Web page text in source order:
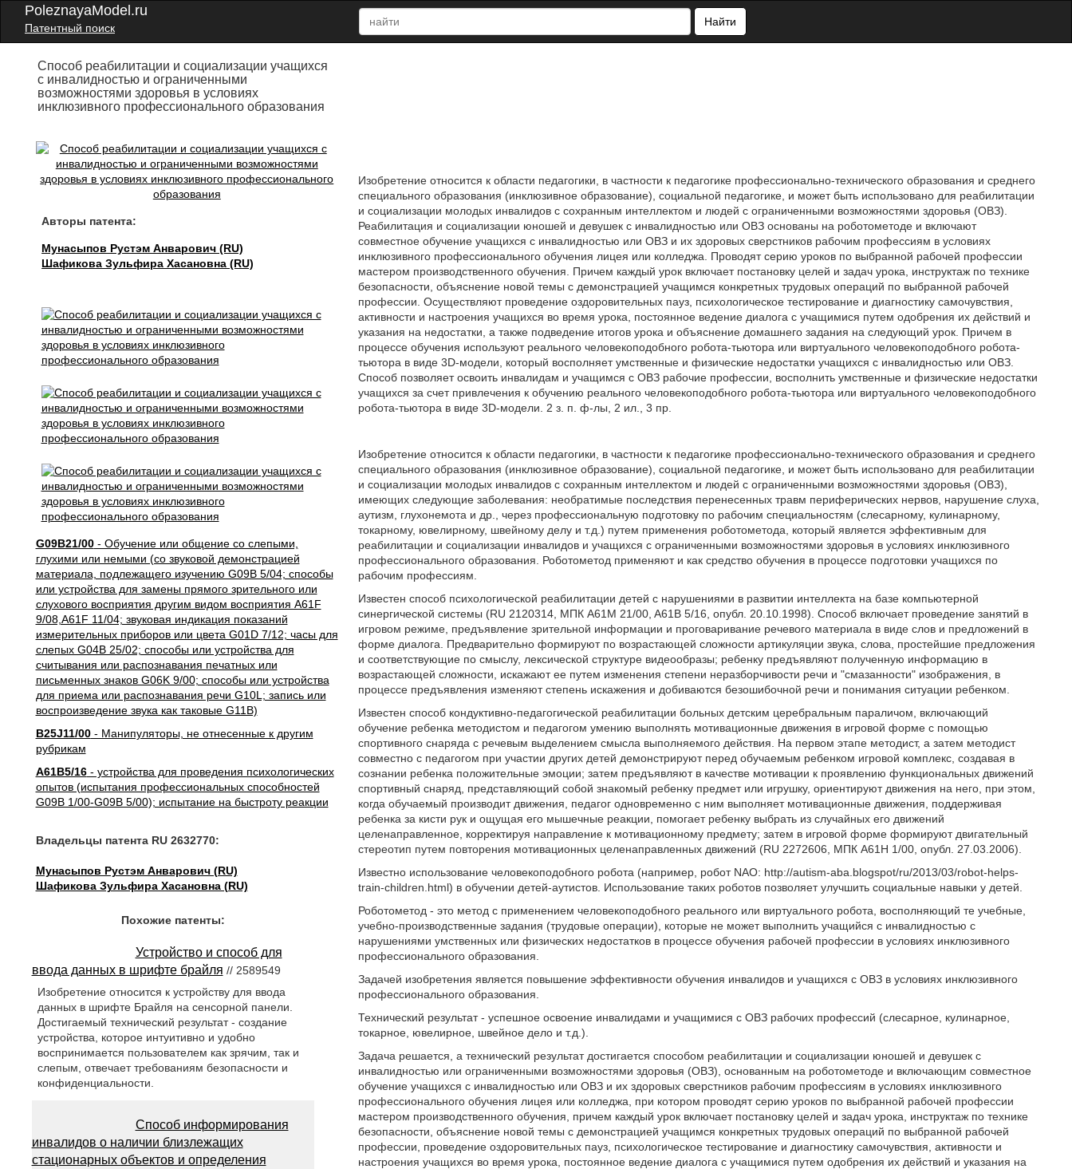
PoleznayaModel.ru
Патентный поиск
Найти
Способ реабилитации и социализации учащихся
с инвалидностью и ограниченными
возможностями здоровья в условиях
инклюзивного профессионального образования
Авторы патента:
Мунасыпов Рустэм Анварович (RU)
Шафикова Зульфира Хасановна (RU)
G09B21/00- Обучение или общение со слепыми,
глухими или немыми (со звуковой демонстрацией
материала, подлежащего изучению G09B 5/04; способы
или устройства для замены прямого зрительного или
слухового восприятия другим видом восприятия A61F
9/08,A61F 11/04; звуковая индикация показаний
измерительных приборов или цвета G01D 7/12; часы для
слепых G04B 25/02; способы или устройства для
считывания или распознавания печатных или
письменных знаков G06K 9/00; способы или устройства
для приема или распознавания речи G10L; запись или
воспроизведение звука как таковые G11B)
B25J11/00- Манипуляторы, не отнесенные к другим
рубрикам
A61B5/16- устройства для проведения психологических
опытов (испытания профессиональных способностей
G09B 1/00-G09B 5/00); испытание на быстроту реакции
Владельцы патента RU 2632770:
Мунасыпов Рустэм Анварович (RU)
Шафикова Зульфира Хасановна (RU)
Изобретение относится к области педагогики, в частности к педагогике профессионально-технического образования и среднего
специального образования (инклюзивное образование), социальной педагогике, и может быть использовано для реабилитации
и социализации молодых инвалидов с сохранным интеллектом и людей с ограниченными возможностями здоровья (ОВЗ).
Реабилитация и социализации юношей и девушек с инвалидностью или ОВЗ основаны на роботометоде и включают
совместное обучение учащихся с инвалидностью или ОВЗ и их здоровых сверстников рабочим профессиям в условиях
инклюзивного профессионального обучения лицея или колледжа. Проводят серию уроков по выбранной рабочей профессии
мастером производственного обучения. Причем каждый урок включает постановку целей и задач урока, инструктаж по технике
безопасности, объяснение новой темы с демонстрацией учащимся конкретных трудовых операций по выбранной рабочей
профессии. Осуществляют проведение оздоровительных пауз, психологическое тестирование и диагностику самочувствия,
активности и настроения учащихся во время урока, постоянное ведение диалога с учащимися путем одобрения их действий и
указания на недостатки, а также подведение итогов урока и объяснение домашнего задания на следующий урок. Причем в
процессе обучения используют реального человекоподобного робота-тьютора или виртуального человекоподобного робота-
тьютора в виде 3D-модели, который восполняет умственные и физические недостатки учащихся с инвалидностью или ОВЗ.
Способ позволяет освоить инвалидам и учащимся с ОВЗ рабочие профессии, восполнить умственные и физические недостатки
учащихся за счет привлечения к обучению реального человекоподобного робота-тьютора или виртуального человекоподобного
робота-тьютора в виде 3D-модели. 2 з. п. ф-лы, 2 ил., 3 пр.
Изобретение относится к области педагогики, в частности к педагогике профессионально-технического образования и среднего
специального образования (инклюзивное образование), социальной педагогике, и может быть использовано для реабилитации
и социализации молодых инвалидов с сохранным интеллектом и людей с ограниченными возможностями здоровья (ОВЗ),
имеющих следующие заболевания: необратимые последствия перенесенных травм периферических нервов, нарушение слуха,
аутизм, глухонемота и др., через профессиональную подготовку по рабочим специальностям (слесарному, кулинарному,
токарному, ювелирному, швейному делу и т.д.) путем применения роботометода, который является эффективным для
реабилитации и социализации инвалидов и учащихся с ограниченными возможностями здоровья в условиях инклюзивного
профессионального образования. Роботометод применяют и как средство обучения в процессе подготовки учащихся по
рабочим профессиям.
Известен способ психологической реабилитации детей с нарушениями в развитии интеллекта на базе компьютерной
синергической системы (RU 2120314, МПК A61M 21/00, A61B 5/16, опубл. 20.10.1998). Способ включает проведение занятий в
игровом режиме, предъявление зрительной информации и проговаривание речевого материала в виде слов и предложений в
форме диалога. Предварительно формируют по возрастающей сложности артикуляции звука, слова, простейшие предложения
и соответствующие по смыслу, лексической структуре видеообразы; ребенку предъявляют полученную информацию в
возрастающей сложности, искажают ее путем изменения степени неразборчивости речи и "смазанности" изображения, в
процессе предъявления изменяют степень искажения и добиваются безошибочной речи и понимания ситуации ребенком.
Известен способ кондуктивно-педагогической реабилитации больных детским церебральным параличом, включающий
обучение ребенка методистом и педагогом умению выполнять мотивационные движения в игровой форме с помощью
спортивного снаряда с речевым выделением смысла выполняемого действия. На первом этапе методист, а затем методист
совместно с педагогом при участии других детей демонстрируют перед обучаемым ребенком игровой комплекс, создавая в
сознании ребенка положительные эмоции; затем предъявляют в качестве мотивации к проявлению функциональных движений
спортивный снаряд, представляющий собой знакомый ребенку предмет или игрушку, ориентируют движения на него, при этом,
когда обучаемый производит движения, педагог одновременно с ним выполняет мотивационные движения, поддерживая
ребенка за кисти рук и ощущая его мышечные реакции, помогает ребенку выбрать из случайных его движений
целенаправленное, корректируя направление к мотивационному предмету; затем в игровой форме формируют двигательный
стереотип путем повторения мотивационных целенаправленных движений (RU 2272606, МПК A61H 1/00, опубл. 27.03.2006).
Известно использование человекоподобного робота (например, робот NAO: http://autism-aba.blogspot/ru/2013/03/robot-helps-
train-children.html) в обучении детей-аутистов. Использование таких роботов позволяет улучшить социальные навыки у детей.
Роботометод - это метод с применением человекоподобного реального или виртуального робота, восполняющий те учебные,
учебно-производственные задания (трудовые операции), которые не может выполнить учащийся с инвалидностью с
нарушениями умственных или физических недостатков в процессе обучения рабочей профессии в условиях инклюзивного
профессионального образования.
Задачей изобретения является повышение эффективности обучения инвалидов и учащихся с ОВЗ в условиях инклюзивного
профессионального образования.
Технический результат - успешное освоение инвалидами и учащимися с ОВЗ рабочих профессий (слесарное, кулинарное,
токарное, ювелирное, швейное дело и т.д.).
Задача решается, а технический результат достигается способом реабилитации и социализации юношей и девушек с
инвалидностью или ограниченными возможностями здоровья (ОВЗ), основанным на роботометоде и включающим совместное
обучение учащихся с инвалидностью или ОВЗ и их здоровых сверстников рабочим профессиям в условиях инклюзивного
профессионального обучения лицея или колледжа, при котором проводят серию уроков по выбранной рабочей профессии
мастером производственного обучения, причем каждый урок включает постановку целей и задач урока, инструктаж по технике
безопасности, объяснение новой темы с демонстрацией учащимся конкретных трудовых операций по выбранной рабочей
профессии, проведение оздоровительных пауз, психологическое тестирование и диагностику самочувствия, активности и
настроения учащихся во время урока, постоянное ведение диалога с учащимися путем одобрения их действий и указания на
Похожие патенты:
Устройство и способ для
ввода данных в шрифте брайля // 2589549
Изобретение относится к устройству для ввода
данных в шрифте Брайля на сенсорной панели.
Достигаемый технический результат - создание
устройства, которое интуитивно и удобно
воспринимается пользователем как зрячим, так и
слепым, отвечает требованиям безопасности и
конфиденциальности.
Способ информирования
инвалидов о наличии близлежащих
стационарных объектов и определения